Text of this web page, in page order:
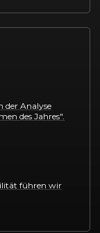
der Analyse
des Jahres".
führen wir